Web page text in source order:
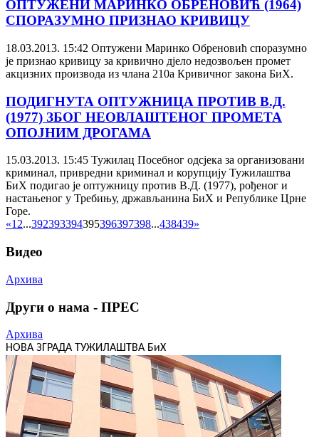
ОПТУЖЕНИ МАРИНКО ОБРЕНОВИЋ (1964)
СПОРАЗУМНО ПРИЗНАО КРИВИЦУ
18.03.2013. 15:42 Оптужени Маринко Обреновић споразумно
је признао кривицу за кривично дјело недозвољен промет
акцизних производа из члана 210а Кривичног закона БиХ.
ПОДИГНУТА ОПТУЖНИЦА ПРОТИВ В.Д.
(1977) ЗБОГ НЕОВЛАШТЕНОГ ПРОМЕТА
ОПОЈНИМ ДРОГАМА
15.03.2013. 15:45 Тужилац Посебног одсјека за организовани
криминал, привредни криминал и корупцију Тужилаштва
БиХ подигао је оптужницу против В.Д. (1977), рођеног и
настањеног у Требињу, држављанина БиХ и Републике Црне
Горе.
«12...392393394395396397398...438439»
Видео
Архива
Други о нама - ПРЕС
Архива
НОВА ЗГРАДА ТУЖИЛАШТВА БиХ